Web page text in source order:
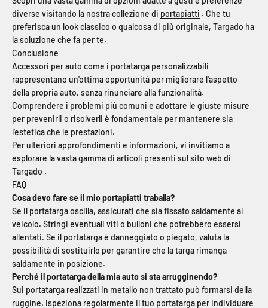
diverse visitando la nostra collezione di portapiatti . Che tu
preferisca un look classico o qualcosa di più originale, Targado ha
la soluzione che fa per te.
Conclusione
Accessori per auto come i portatarga personalizzabili
rappresentano un'ottima opportunità per migliorare l'aspetto
della propria auto, senza rinunciare alla funzionalità.
Comprendere i problemi più comuni e adottare le giuste misure
per prevenirli o risolverli è fondamentale per mantenere sia
l'estetica che le prestazioni.
Per ulteriori approfondimenti e informazioni, vi invitiamo a
esplorare la vasta gamma di articoli presenti sulsito web di
Targado .
FAQ
Cosa devo fare se il mio portapiatti traballa?
Se il portatarga oscilla, assicurati che sia fissato saldamente al
veicolo. Stringi eventuali viti o bulloni che potrebbero essersi
allentati. Se il portatarga è danneggiato o piegato, valuta la
possibilità di sostituirlo per garantire che la targa rimanga
saldamente in posizione.
Perché il portatarga della mia auto si sta arrugginendo?
Sui portatarga realizzati in metallo non trattato può formarsi della
ruggine. Ispeziona regolarmente il tuo portatarga per individuare